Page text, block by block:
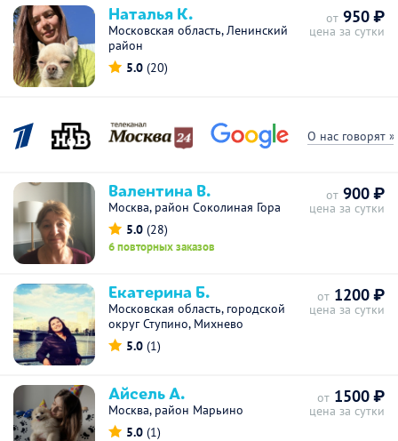
Наталья К.
Московская область, Ленинский
район
5.0 (20)
от 950 ₽
цена за сутки
О нас говорят »
Валентина В.
Москва, район Соколиная Гора
5.0 (28)
6 повторных заказов
от 900 ₽
цена за сутки
Екатерина Б.
Московская область, городской
округ Ступино, Михнево
5.0 (1)
от 1200 ₽
цена за сутки
Айсель А.
Москва, район Марьино
5.0 (1)
от 1500 ₽
цена за сутки